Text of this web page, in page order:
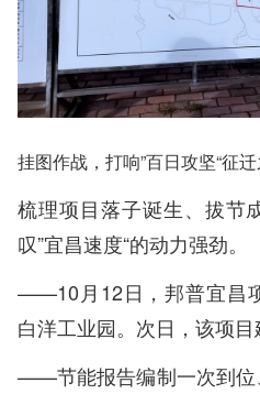
挂图作战，打响”百日攻坚“征
梳理项目落子诞生、拔节
叹”宜昌速度“的动力强劲。
——10月12日，邦普宜昌
白洋工业园。次日，该项目
——节能报告编制一次到位